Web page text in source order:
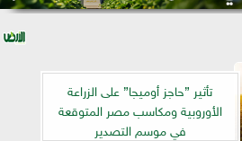
تأثير ”حاجز أوميجا” على الزراعة
الأوروبية ومكاسب مصر المتوقعة
في موسم التصدير